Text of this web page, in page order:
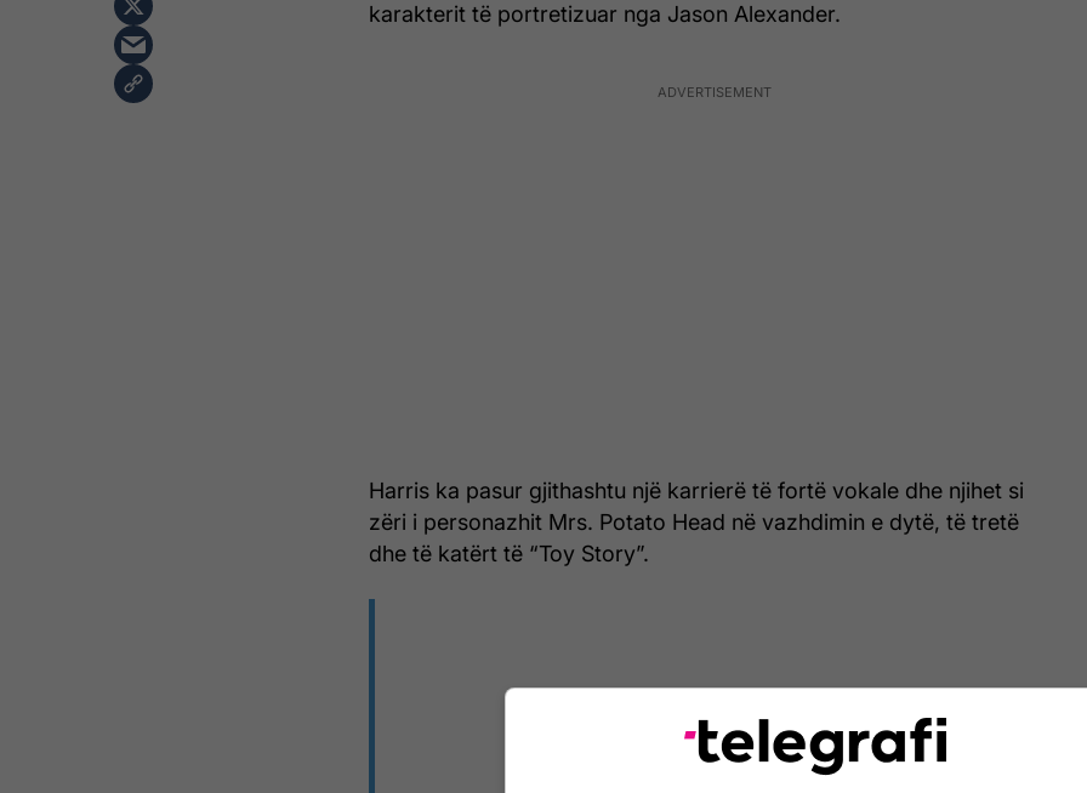
karakterit të portretizuar nga Jason Alexander.
Harris ka pasur gjithashtu një karrierë të fortë vokale dhe njihet si
zëri i personazhit Mrs. Potato Head në vazhdimin e dytë, të tretë
dhe të katërt të “Toy Story”.